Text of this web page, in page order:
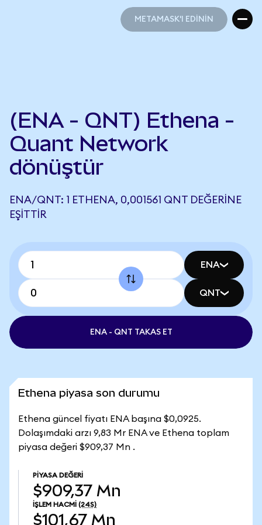
METAMASK'I EDİNİN
(ENA - QNT) Ethena -
Quant Network
dönüştür
ENA/QNT: 1 ETHENA, 0,001561 QNT DEĞERINE
EŞITTIR
ENA
QNT
ENA - QNT TAKAS ET
Ethena piyasa son durumu
Ethena güncel fiyatı ENA başına $0,0925.
Dolaşımdaki arzı 9,83 Mr ENA ve Ethena toplam
piyasa değeri $909,37 Mn .
PIYASA DEĞERI
$909,37 Mn
İŞLEM HACMI (24S)
$101,67 Mn